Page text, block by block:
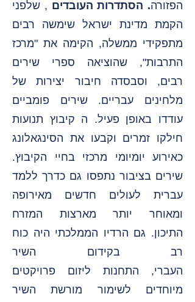
הפזורה. הסתדרות העובדים , שלפני
הקמת מדינת ישראל שימשה רבים
מתפקידי ממשלה, הקימה את "מרכז
התרבות", שהוציאה ספרי שירים
רבים, וסבסדה חיבור יצירות של
מלחינים עבריים.
שירים פומביים
עודדו באופן פעיל. ה קיבוץ תנועות
חילקו זמרים וקבעו את הסינגאלונג
כאירוע יומיומי מרכזי בחיי הקיבוץ.
שירים בציבור נתפסו גם כדרך ללמד
עברית לעולים חדשים מאירופה
ומאוחר יותר מארצות המזרח
התיכון. גם הרדיו הממלכתי היה כוח
רב בקידום השיר
העברי,
התחנות
ליזום פרויקטים
מיוחדים לשימור מורשת השיר